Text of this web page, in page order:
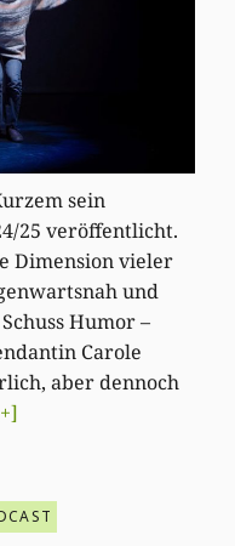
sein
25 veröffentlicht.
Dimension vieler
und
Humor –
Carole
aber dennoch